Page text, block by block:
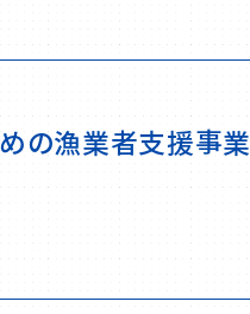
の漁業者支援事業